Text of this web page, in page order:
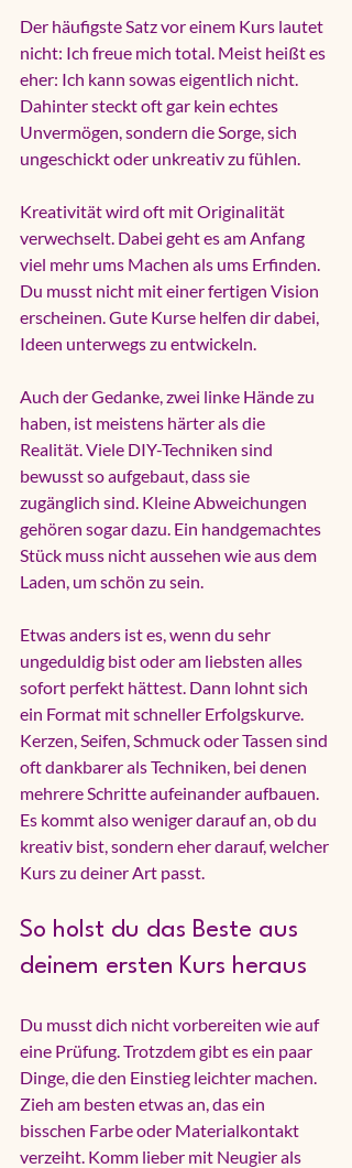
Der häufigste Satz vor einem Kurs lautet
nicht: Ich freue mich total. Meist heißt es
eher: Ich kann sowas eigentlich nicht.
Dahinter steckt oft gar kein echtes
Unvermögen, sondern die Sorge, sich
ungeschickt oder unkreativ zu fühlen.
Kreativität wird oft mit Originalität
verwechselt. Dabei geht es am Anfang
viel mehr ums Machen als ums Erfinden.
Du musst nicht mit einer fertigen Vision
erscheinen. Gute Kurse helfen dir dabei,
Ideen unterwegs zu entwickeln.
Auch der Gedanke, zwei linke Hände zu
haben, ist meistens härter als die
Realität. Viele DIY-Techniken sind
bewusst so aufgebaut, dass sie
zugänglich sind. Kleine Abweichungen
gehören sogar dazu. Ein handgemachtes
Stück muss nicht aussehen wie aus dem
Laden, um schön zu sein.
Etwas anders ist es, wenn du sehr
ungeduldig bist oder am liebsten alles
sofort perfekt hättest. Dann lohnt sich
ein Format mit schneller Erfolgskurve.
Kerzen, Seifen, Schmuck oder Tassen sind
oft dankbarer als Techniken, bei denen
mehrere Schritte aufeinander aufbauen.
Es kommt also weniger darauf an, ob du
kreativ bist, sondern eher darauf, welcher
Kurs zu deiner Art passt.
So holst du das Beste aus
deinem ersten Kurs heraus
Du musst dich nicht vorbereiten wie auf
eine Prüfung. Trotzdem gibt es ein paar
Dinge, die den Einstieg leichter machen.
Zieh am besten etwas an, das ein
bisschen Farbe oder Materialkontakt
verzeiht. Komm lieber mit Neugier als